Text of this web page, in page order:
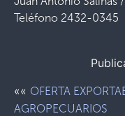
Teléfono 2432-0345
«« OFERTA
AGROPECUARIOS